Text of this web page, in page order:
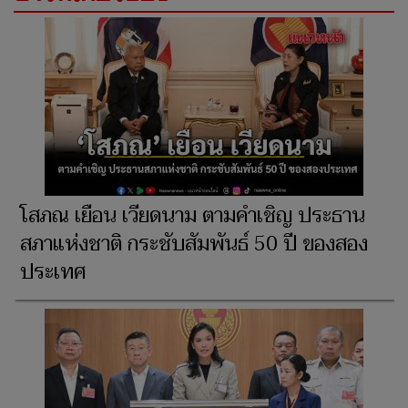
โสภณ เยือน เวียดนาม ตามคำเชิญ ประธาน
สภาแห่งชาติ กระชับสัมพันธ์ 50 ปี ของสอง
ประเทศ